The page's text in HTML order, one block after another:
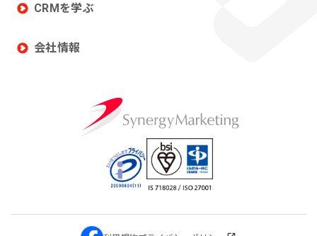
CRMを学ぶ
会社情報